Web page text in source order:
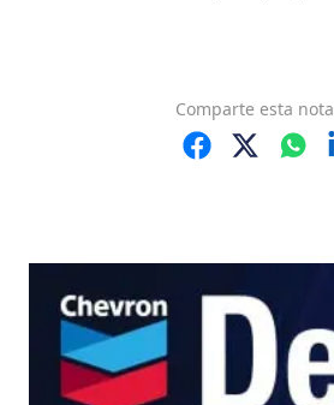
Comparte esta nota